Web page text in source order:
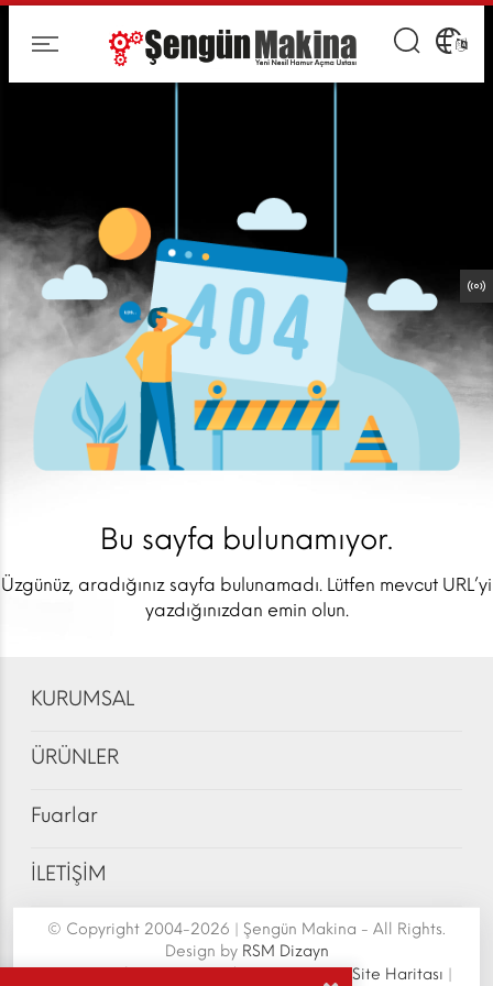
Bu sayfa bulunamıyor.
Üzgünüz, aradığınız sayfa bulunamadı. Lütfen mevcut URL’yi
yazdığınızdan emin olun.
KURUMSAL
ÜRÜNLER
Fuarlar
İLETİŞİM
© Copyright 2004-2026 | Şengün Makina - All Rights.
Design by RSM Dizayn
Site Haritası |